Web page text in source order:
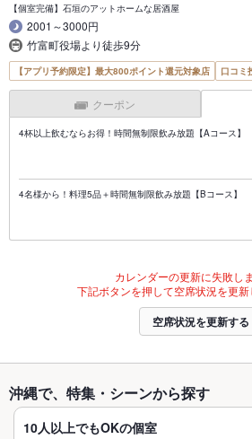
【個室完備】石垣のアットホームな居酒屋
2001～3000円
竹富町役場より徒歩9分
【アプリ予約限定】最大800ポイント還元対象店 口コミ
クーポン
4杯以上飲むならお得！時間無制限飲み放題【Aコース】
4名様から！料理5品＋時間無制限飲み放題【Bコース】
カレンダーの更新に失敗しま
下記ボタンを押して空席状況を更新
空席状況を更新する
沖縄で、特集・シーンから探す
10人以上でもOKの個室